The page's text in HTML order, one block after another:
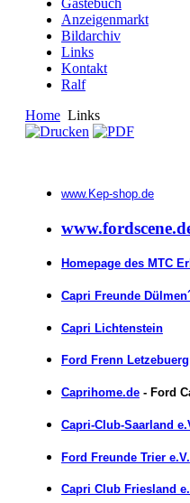
Anzeigenmarkt
Bildarchiv
Links
Kontakt
Ralf
Home Links
www.Kep-shop.de
Homepage des MTC
Capri Freunde
Capri Lichtenstein
Ford Frenn Letzebuerg
Caprihome.de- Ford
Capri-Club-Saarland
Ford Freunde Trier e.V.
Capri Club Friesland